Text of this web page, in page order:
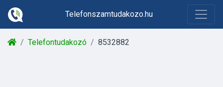
Telefonszamtudakozo.hu
Telefontudakozó 8532882